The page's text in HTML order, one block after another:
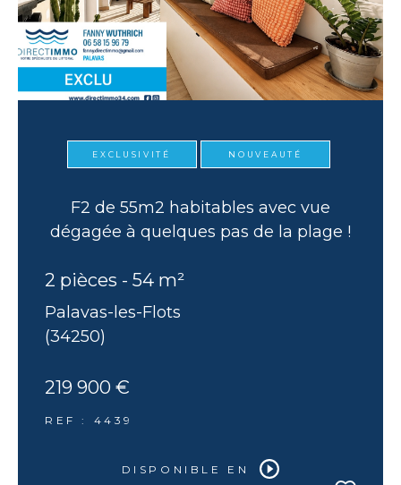
EXCLUSIVITÉ NOUVEAUTÉ
F2 de 55m2 habitables avec vue
dégagée à quelques pas de la plage !
2 pièces - 54 m²
Palavas-les-Flots
(34250)
219 900 €
REF : 4439
DISPONIBLE EN